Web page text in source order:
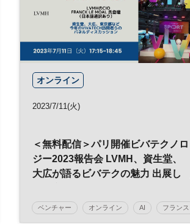
オンライン
2023/7/11(火)
＜無料配信＞パリ開催ビバテクノロ
ジー2023報告会 LVMH、資生堂、
大広が語るビバテクの魅力 出展し
ベンチャー オンライン AI フランス